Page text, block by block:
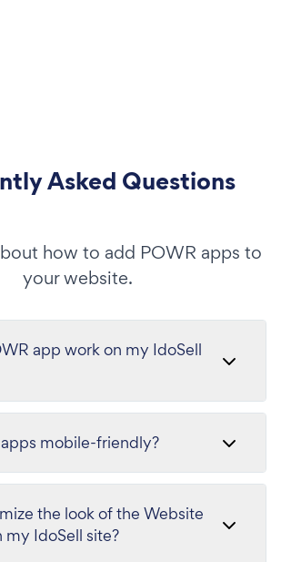
Asked Questions
how to add POWR apps to
your website.
app work on my IdoSell
mobile-friendly?
the look of the Website
my IdoSell site?